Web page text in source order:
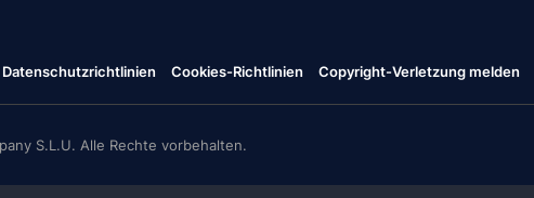
Datenschutzrichtlinien Cookies-Richtlinien Copyright-Verletzung melden
S.L.U. Alle Rechte vorbehalten.